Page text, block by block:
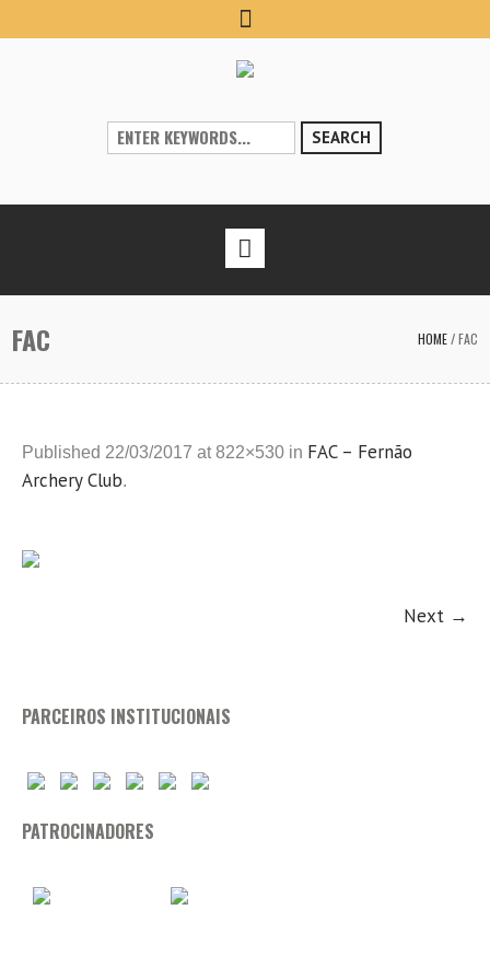
SEARCH
FAC HOME/FAC
Published 22/03/2017 at 822×530 in FAC – Fernão
Archery Club.
Next →
PARCEIROS INSTITUCIONAIS
PATROCINADORES